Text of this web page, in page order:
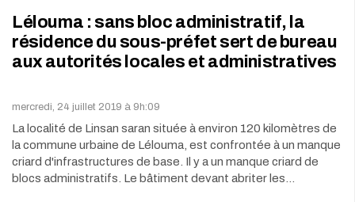
Lélouma : sans bloc administratif, la
résidence du sous-préfet sert de bureau
aux autorités locales et administratives
mercredi, 24 juillet 2019 à 9h:09
La localité de Linsan saran située à environ 120 kilomètres de
la commune urbaine de Lélouma, est confrontée à un manque
criard d'infrastructures de base. Il y a un manque criard de
blocs administratifs. Le bâtiment devant abriter les…